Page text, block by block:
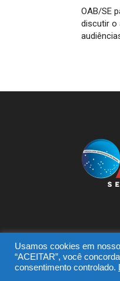
OAB/SE
discutir o
© Copyright
Usamos cookies em
“ACEITAR”, você
consentimento controlado.